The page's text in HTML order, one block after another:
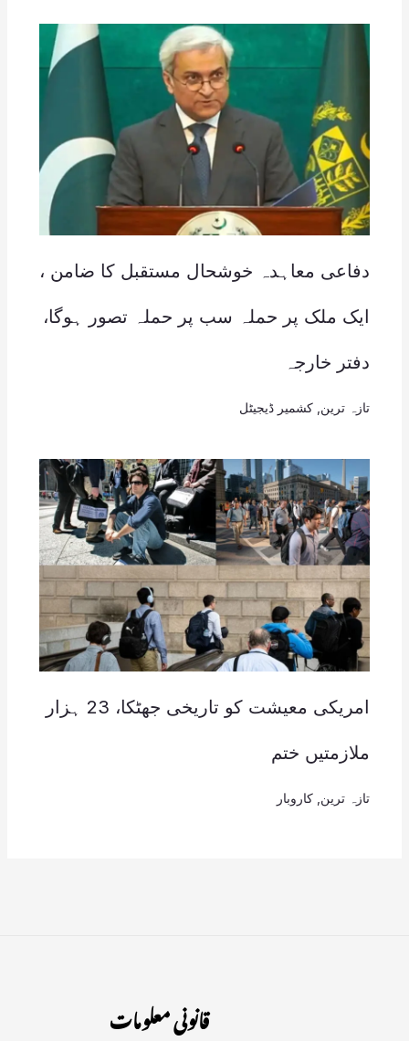
دفاعی معاہدہ خوشحال مستقبل کا ضامن ،
ایک ملک پر حملہ سب پر حملہ تصور ہوگا،
دفتر خارجہ
تازہ ترین کشمیر ڈیجیٹل
امریکی معیشت کو تاریخی جھٹکا، 23 ہزار
ملازمتیں ختم
تازہ ترین کاروبار
قانونی معلومات